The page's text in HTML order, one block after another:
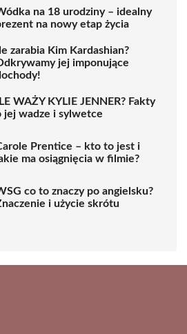
na 18 urodziny – idealny
na nowy etap życia
Ile zarabia Kim Kardashian?
jej imponujące
ILE WAŻY KYLIE JENNER? Fakty
jej wadze i sylwetce
Prentice – kto to jest i
ma osiągnięcia w filmie?
co to znaczy po angielsku?
i użycie skrótu